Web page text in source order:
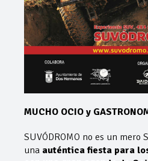
MUCHO OCIO y
SUVÓDROMO no es un mero
una auténtica fiesta para